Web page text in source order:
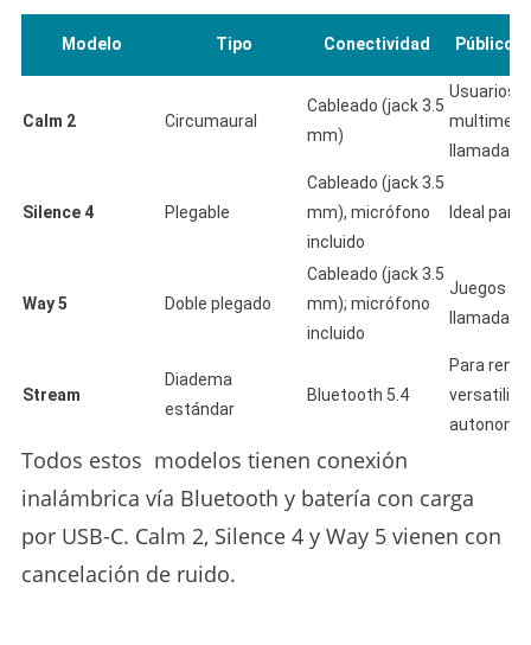
Modelo Tipo Conectividad Público
Calm 2 Circumaural
Cableado (jack 3.5
mm)
Usuarios
llamadas
Silence 4 Plegable
Cableado (jack 3.5
mm), micrófono
incluido
Ideal para
Way 5 Doble plegado
Cableado (jack 3.5
mm); micrófono
incluido
Juegos y
llamadas
Stream
Diadema
estándar
Bluetooth 5.4
Para
autonomía
Todos estos modelos tienen conexión
inalámbrica vía Bluetooth y batería con carga
por USB-C. Calm 2, Silence 4 y Way 5 vienen con
cancelación de ruido.